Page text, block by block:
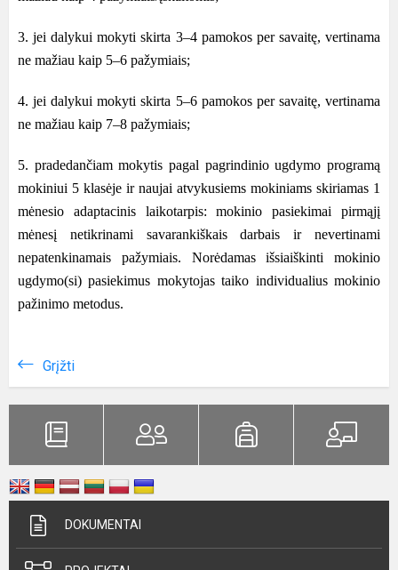
3. jei dalykui mokyti skirta 3–4 pamokos per savaitę, vertinama
ne mažiau kaip 5–6 pažymiais;
4. jei dalykui mokyti skirta 5–6 pamokos per savaitę, vertinama
ne mažiau kaip 7–8 pažymiais;
5. pradedančiam mokytis pagal pagrindinio ugdymo programą
mokiniui 5 klasėje ir naujai atvykusiems mokiniams skiriamas 1
mėnesio adaptacinis laikotarpis: mokinio pasiekimai pirmąjį
mėnesį netikrinami savarankiškais darbais ir nevertinami
nepatenkinamais pažymiais. Norėdamas išsiaiškinti mokinio
ugdymo(si) pasiekimus mokytojas taiko individualius mokinio
pažinimo metodus.
Grįžti
DOKUMENTAI